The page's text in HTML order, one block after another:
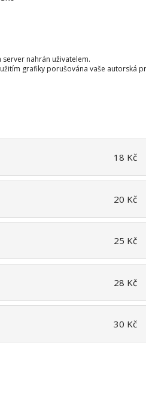
nahrán uživatelem.
grafiky porušována vaše autorská
18 Kč
20 Kč
25 Kč
28 Kč
30 Kč